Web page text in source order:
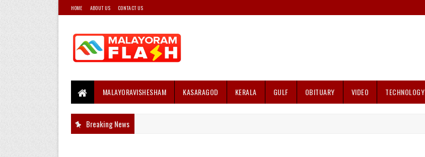
HOME ABOUT US CONTACT US
MALAYORAVISHESHAM KASARAGOD KERALA GULF OBITUARY VIDEO TECHNOLOGY
Breaking News